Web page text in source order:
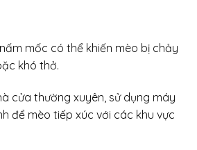
mốc có thể khiến mèo bị chảy
khó thở.
cửa thường xuyên, sử dụng máy
để mèo tiếp xúc với các khu vực